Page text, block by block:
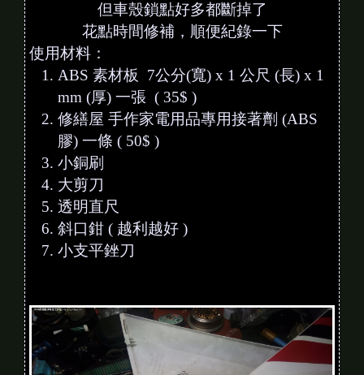
但車殼鎖點好多都斷掉了
花點時間修補，順便紀錄一下
使用材料：
ABS 素材板 7公分(寬) x 1 公尺 (長) x 1
mm (厚) 一張 ( 35$ )
修繕屋 手作家電用品專用接著劑 (ABS
膠) 一條 ( 50$ )
小銅刷
大剪刀
透明直尺
斜口鉗 ( 越利越好 )
小支平銼刀